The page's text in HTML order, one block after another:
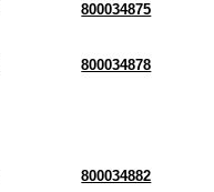
800034875
800034878
800034882